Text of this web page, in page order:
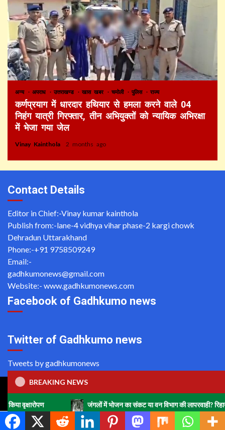
अन्य अपराध उत्तराखण्ड खास खबर चमोली पुलिस राज्य
कर्णप्रयाग में धारदार हथियार से हमला करने वाले 04
निहंग यात्री गिरफ्तार, तीन अभियुक्तों को न्यायिक अभिरक्षा
में भेजा गया जेल
Vinay Kainthola 2 months ago
Contact Details
Editor in Chief:-Vinay kumar kainthola
Publish from:-lane-4 vidhya vihar phase-2 kargi chowk
Dehradun Uttarakhand
Phone:-+91 9758509249
Email:-
gadhkumonews@gmail.com
Website:- www.gadhkumonews.com
Facebook of Gadhkumo news
Twitter of Gadhkumo news
Tweets by gadhkumonews
Copyright ©2020 All rights reserved | For Website Designing
and Development call Us: -8920664806
BREAKING NEWS
जंगलों में भोजन का संकट या वन विभाग की लापरवाही? रिहायशी इलाकों में